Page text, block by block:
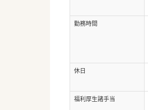
勤務時間
休日
福利厚生諸手当